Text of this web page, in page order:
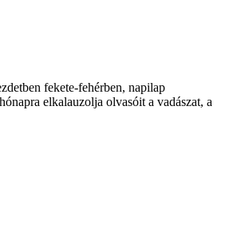
fekete-fehérben, napilap
elkalauzolja olvasóit a vadászat, a